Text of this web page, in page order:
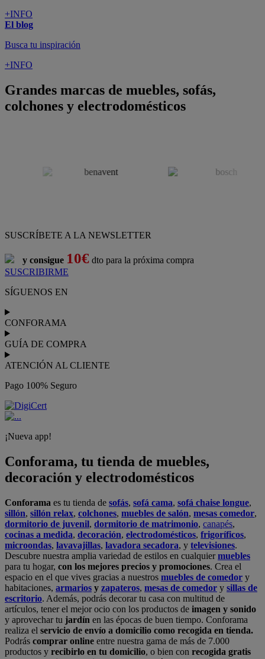
+INFO
El blog
Busca tu inspiración
+INFO
Grandes marcas de muebles, sofás,
colchones y electrodomésticos
SUSCRÍBETE A LA NEWSLETTER
y consigue 10€ dto para la próxima compra
SUSCRIBIRME
SÍGUENOS EN
CONFORAMA
GUÍA DE COMPRA
ATENCIÓN AL CLIENTE
Pago 100% Seguro
¡Nueva app!
Conforama, tu tienda de muebles,
decoración y electrodomésticos
Conforama es tu tienda de sofás, sofá cama, sofá chaise longue,
sillón, sillón relax, colchones, muebles de salón, mesas comedor,
dormitorio de juvenil, dormitorio de matrimonio, canapés,
cocinas a medida, decoración, electrodomésticos, frigoríficos,
microondas, lavavajillas, lavadora secadora, y televisiones.
Descubre nuestra amplia variedad de estilos en cualquiermuebles
para tu hogar, con los mejores precios y promociones. Crea el
espacio en el que vives gracias a nuestros muebles de comedor y
habitaciones, armarios y zapateros, mesas de comedor y sillas de
escritorio. Además, podrás decorar tu casa con multitud de
artículos, tener el mejor ocio con los productos de imagen y sonido
y aprovechar tu jardín en las épocas de buen tiempo. Conforama
realiza el servicio de envío a domicilio como recogida en tienda.
Podrás comprar online entre nuestra gama de más de 7.000
productos y recibirlo en tu domicilio, o bien con recogida gratis